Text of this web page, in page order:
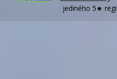
jediného 5★